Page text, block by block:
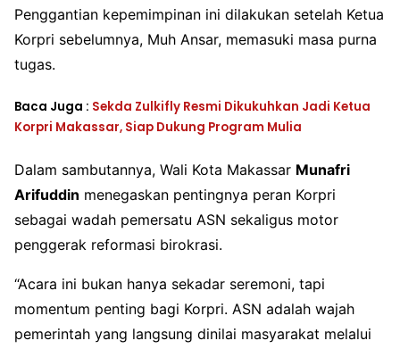
Penggantian kepemimpinan ini dilakukan setelah Ketua
Korpri sebelumnya, Muh Ansar, memasuki masa purna
tugas.
Baca Juga : Sekda Zulkifly Resmi Dikukuhkan Jadi Ketua
Korpri Makassar, Siap Dukung Program Mulia
Dalam sambutannya, Wali Kota Makassar Munafri
Arifuddin menegaskan pentingnya peran Korpri
sebagai wadah pemersatu ASN sekaligus motor
penggerak reformasi birokrasi.
“Acara ini bukan hanya sekadar seremoni, tapi
momentum penting bagi Korpri. ASN adalah wajah
pemerintah yang langsung dinilai masyarakat melalui